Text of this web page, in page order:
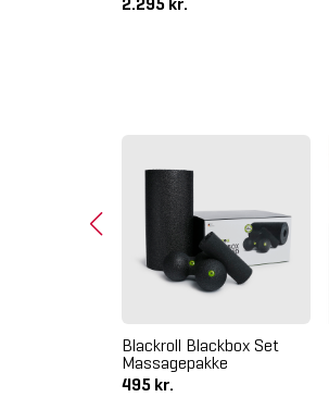
2.295 kr.
Blackroll Blackbox Set
Massagepakke
495 kr.